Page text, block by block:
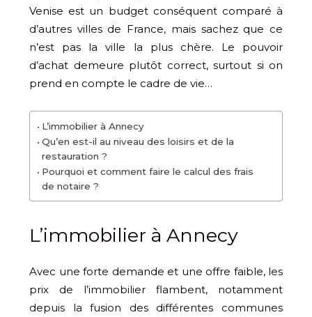
Venise est un budget conséquent comparé à
d’autres villes de France, mais sachez que ce
n’est pas la ville la plus chère. Le pouvoir
d’achat demeure plutôt correct, surtout si on
prend en compte le cadre de vie…
L’immobilier à Annecy
Qu’en est-il au niveau des loisirs et de la
restauration ?
Pourquoi et comment faire le calcul des frais
de notaire ?
L’immobilier à Annecy
Avec une forte demande et une offre faible, les
prix de l’immobilier flambent, notamment
depuis la fusion des différentes communes